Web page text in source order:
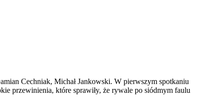
Cechniak, Michał Jankowski. W pierwszym spotkaniu
przewinienia, które sprawiły, że rywale po siódmym faulu